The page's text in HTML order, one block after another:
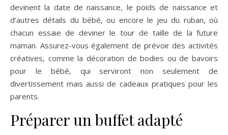
devinent la date de naissance, le poids de naissance et
d’autres détails du bébé, ou encore le jeu du ruban, où
chacun essaie de deviner le tour de taille de la future
maman. Assurez-vous également de prévoir des activités
créatives, comme la décoration de bodies ou de bavoirs
pour le bébé, qui serviront non seulement de
divertissement mais aussi de cadeaux pratiques pour les
parents.
Préparer un buffet adapté